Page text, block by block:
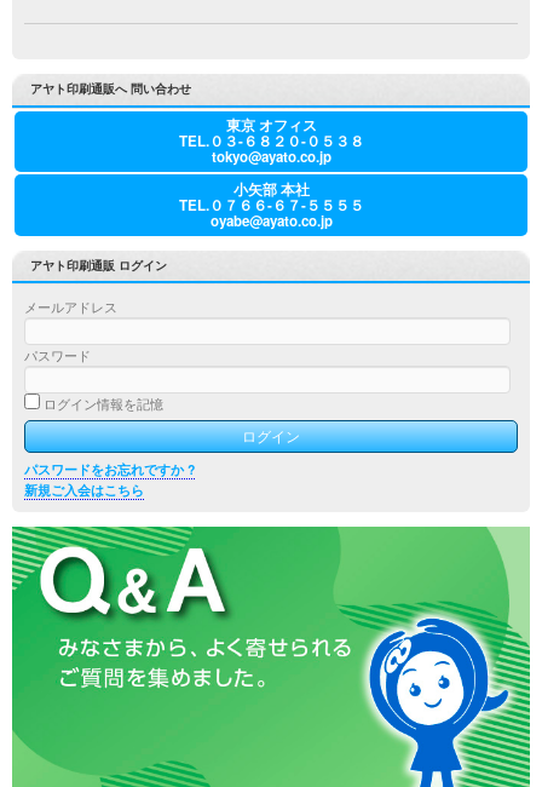
アヤト印刷通販へ 問い合わせ
東京 オフィス
TEL.０３-６８２０-０５３８
tokyo@ayato.co.jp
小矢部 本社
TEL.０７６６-６７-５５５５
oyabe@ayato.co.jp
アヤト印刷通販 ログイン
メールアドレス
パスワード
ログイン情報を記憶
パスワードをお忘れですか ?
新規ご入会はこちら